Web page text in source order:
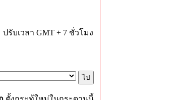
ปรับเวลา GMT + 7 ชั่วโมง